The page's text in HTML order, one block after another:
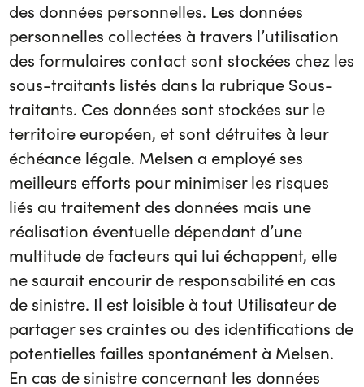
des données personnelles. Les données
personnelles collectées à travers l’utilisation
des formulaires contact sont stockées chez les
sous-traitants listés dans la rubrique Sous-
traitants. Ces données sont stockées sur le
territoire européen, et sont détruites à leur
échéance légale. Melsen a employé ses
meilleurs efforts pour minimiser les risques
liés au traitement des données mais une
réalisation éventuelle dépendant d’une
multitude de facteurs qui lui échappent, elle
ne saurait encourir de responsabilité en cas
de sinistre. Il est loisible à tout Utilisateur de
partager ses craintes ou des identifications de
potentielles failles spontanément à Melsen.
En cas de sinistre concernant les données